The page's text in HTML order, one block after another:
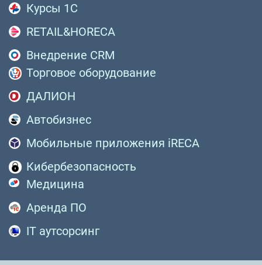
Курсы 1С
RETAIL&HORECA
Внедрение CRM
Торговое оборудование
ДАЛИОН
Автобизнес
Мобильные приложения iRECA
Кибербезопасность
Медицина
Аренда ПО
IT аутсорсинг